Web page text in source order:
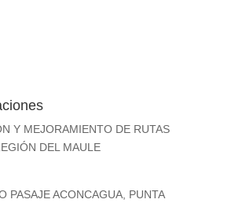
Y MEJORAMIENTO DE RUTAS
DEL MAULE
PASAJE ACONCAGUA, PUNTA